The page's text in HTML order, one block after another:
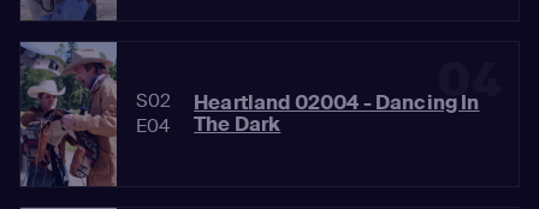
04
S02
E04
Heartland 02004 - Dancing In
The Dark